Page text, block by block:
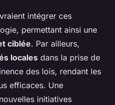
intégrer ces
permettant ainsi une
ciblée. Par ailleurs,
locales dans la prise de
des lois, rendant les
efficaces. Une
initiatives